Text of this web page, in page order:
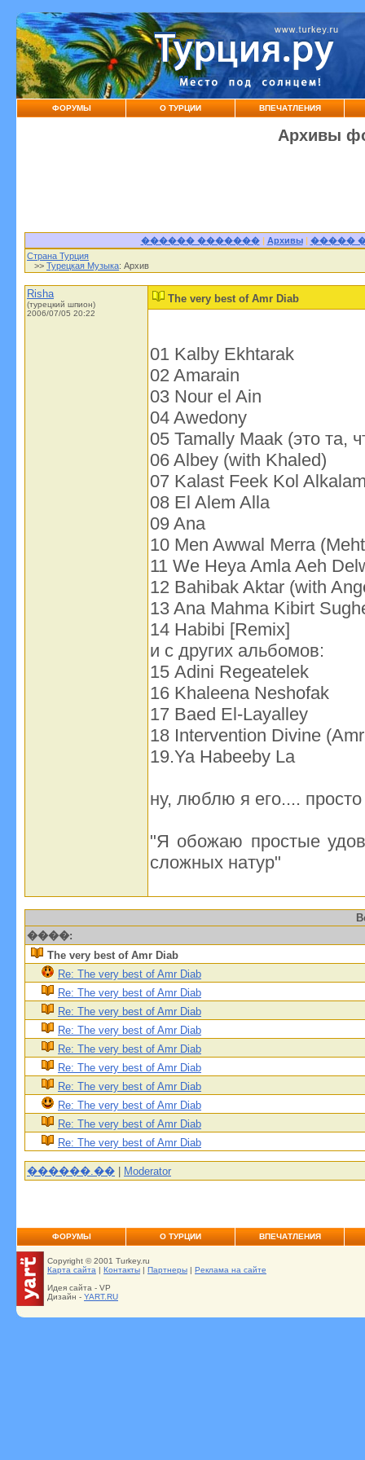
ФОРУМЫ О ТУРЦИИ ВПЕЧАТЛЕНИЯ
Архивы
������ �������| Архивы| �����
Страна Турция
>> Турецкая Музыка: Архив
Risha
(турецкий шпион)
2006/07/05 20:22
The very best of Amr Diab
01 Kalby Ekhtarak
02 Amarain
03 Nour el Ain
04 Awedony
05 Tamally Maak (это та,
06 Albey (with Khaled)
07 Kalast Feek Kol
08 El Alem Alla
09 Ana
10 Men Awwal Merra
11 We Heya Amla Aeh
12 Bahibak Aktar (with
13 Ana Mahma Kibirt
14 Habibi [Remix]
и с других альбомов:
15 Adini Regeatelek
16 Khaleena Neshofak
17 Baed El-Layalley
18 Intervention Divine
19.Ya Habeeby La
ну, люблю я его....
"Я обожаю простые
сложных натур"
����:
The very best of Amr Diab
Re: The very best of Amr Diab
Re: The very best of Amr Diab
Re: The very best of Amr Diab
Re: The very best of Amr Diab
Re: The very best of Amr Diab
Re: The very best of Amr Diab
Re: The very best of Amr Diab
Re: The very best of Amr Diab
Re: The very best of Amr Diab
Re: The very best of Amr Diab
������.�� | Moderator
ФОРУМЫ О ТУРЦИИ ВПЕЧАТЛЕНИЯ
Copyright © 2001 Turkey.ru
Карта сайта | Контакты | Партнеры | Реклама на сайте
Идея сайта - VP
Дизайн - YART.RU